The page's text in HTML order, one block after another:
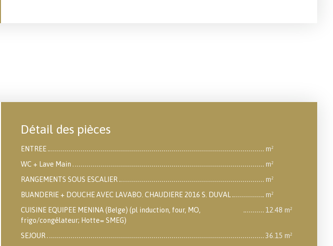
Détail des pièces
ENTREE
m²
WC + Lave Main
m²
RANGEMENTS SOUS ESCALIER
m²
BUANDERIE + DOUCHE AVEC LAVABO. CHAUDIERE 2016 S. DUVAL
m²
CUISINE EQUIPEE MENINA (Belge) (pl induction, four, MO,
frigo/congélateur; Hotte= SMEG)
12.48 m²
SEJOUR
36.15 m²